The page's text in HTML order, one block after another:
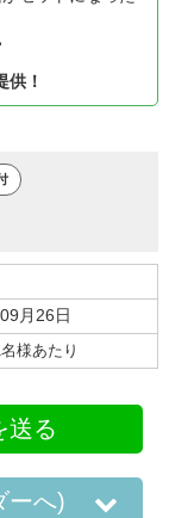
！
月26日
様あたり
送る
ーへ)